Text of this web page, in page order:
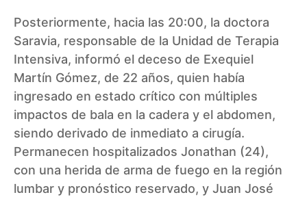
Posteriormente, hacia las 20:00, la doctora
Saravia, responsable de la Unidad de Terapia
Intensiva, informó el deceso de Exequiel
Martín Gómez, de 22 años, quien había
ingresado en estado crítico con múltiples
impactos de bala en la cadera y el abdomen,
siendo derivado de inmediato a cirugía.
Permanecen hospitalizados Jonathan (24),
con una herida de arma de fuego en la región
lumbar y pronóstico reservado, y Juan José